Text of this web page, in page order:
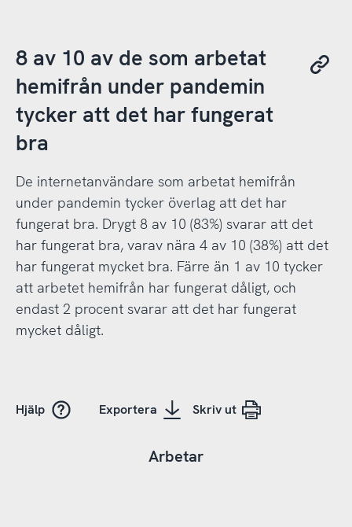
8 av 10 av de som arbetat
hemifrån under pandemin
tycker att det har fungerat
bra
De internetanvändare som arbetat hemifrån
under pandemin tycker överlag att det har
fungerat bra. Drygt 8 av 10 (83%) svarar att det
har fungerat bra, varav nära 4 av 10 (38%) att det
har fungerat mycket bra. Färre än 1 av 10 tycker
att arbetet hemifrån har fungerat dåligt, och
endast 2 procent svarar att det har fungerat
mycket dåligt.
Hjälp Exportera Skriv ut
Arbetar